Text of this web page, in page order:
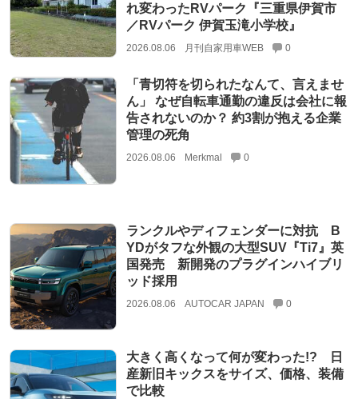
れ変わったRVパーク『三重県伊賀市
／RVパーク 伊賀玉滝小学校』
2026.08.06 月刊自家用車WEB 0
「青切符を切られたなんて、言えませ
ん」 なぜ自転車通勤の違反は会社に報
告されないのか？ 約3割が抱える企業
管理の死角
2026.08.06 Merkmal 0
ランクルやディフェンダーに対抗 B
YDがタフな外観の大型SUV『Ti7』英
国発売 新開発のプラグインハイブリ
ッド採用
2026.08.06 AUTOCAR JAPAN 0
大きく高くなって何が変わった!? 日
産新旧キックスをサイズ、価格、装備
で比較